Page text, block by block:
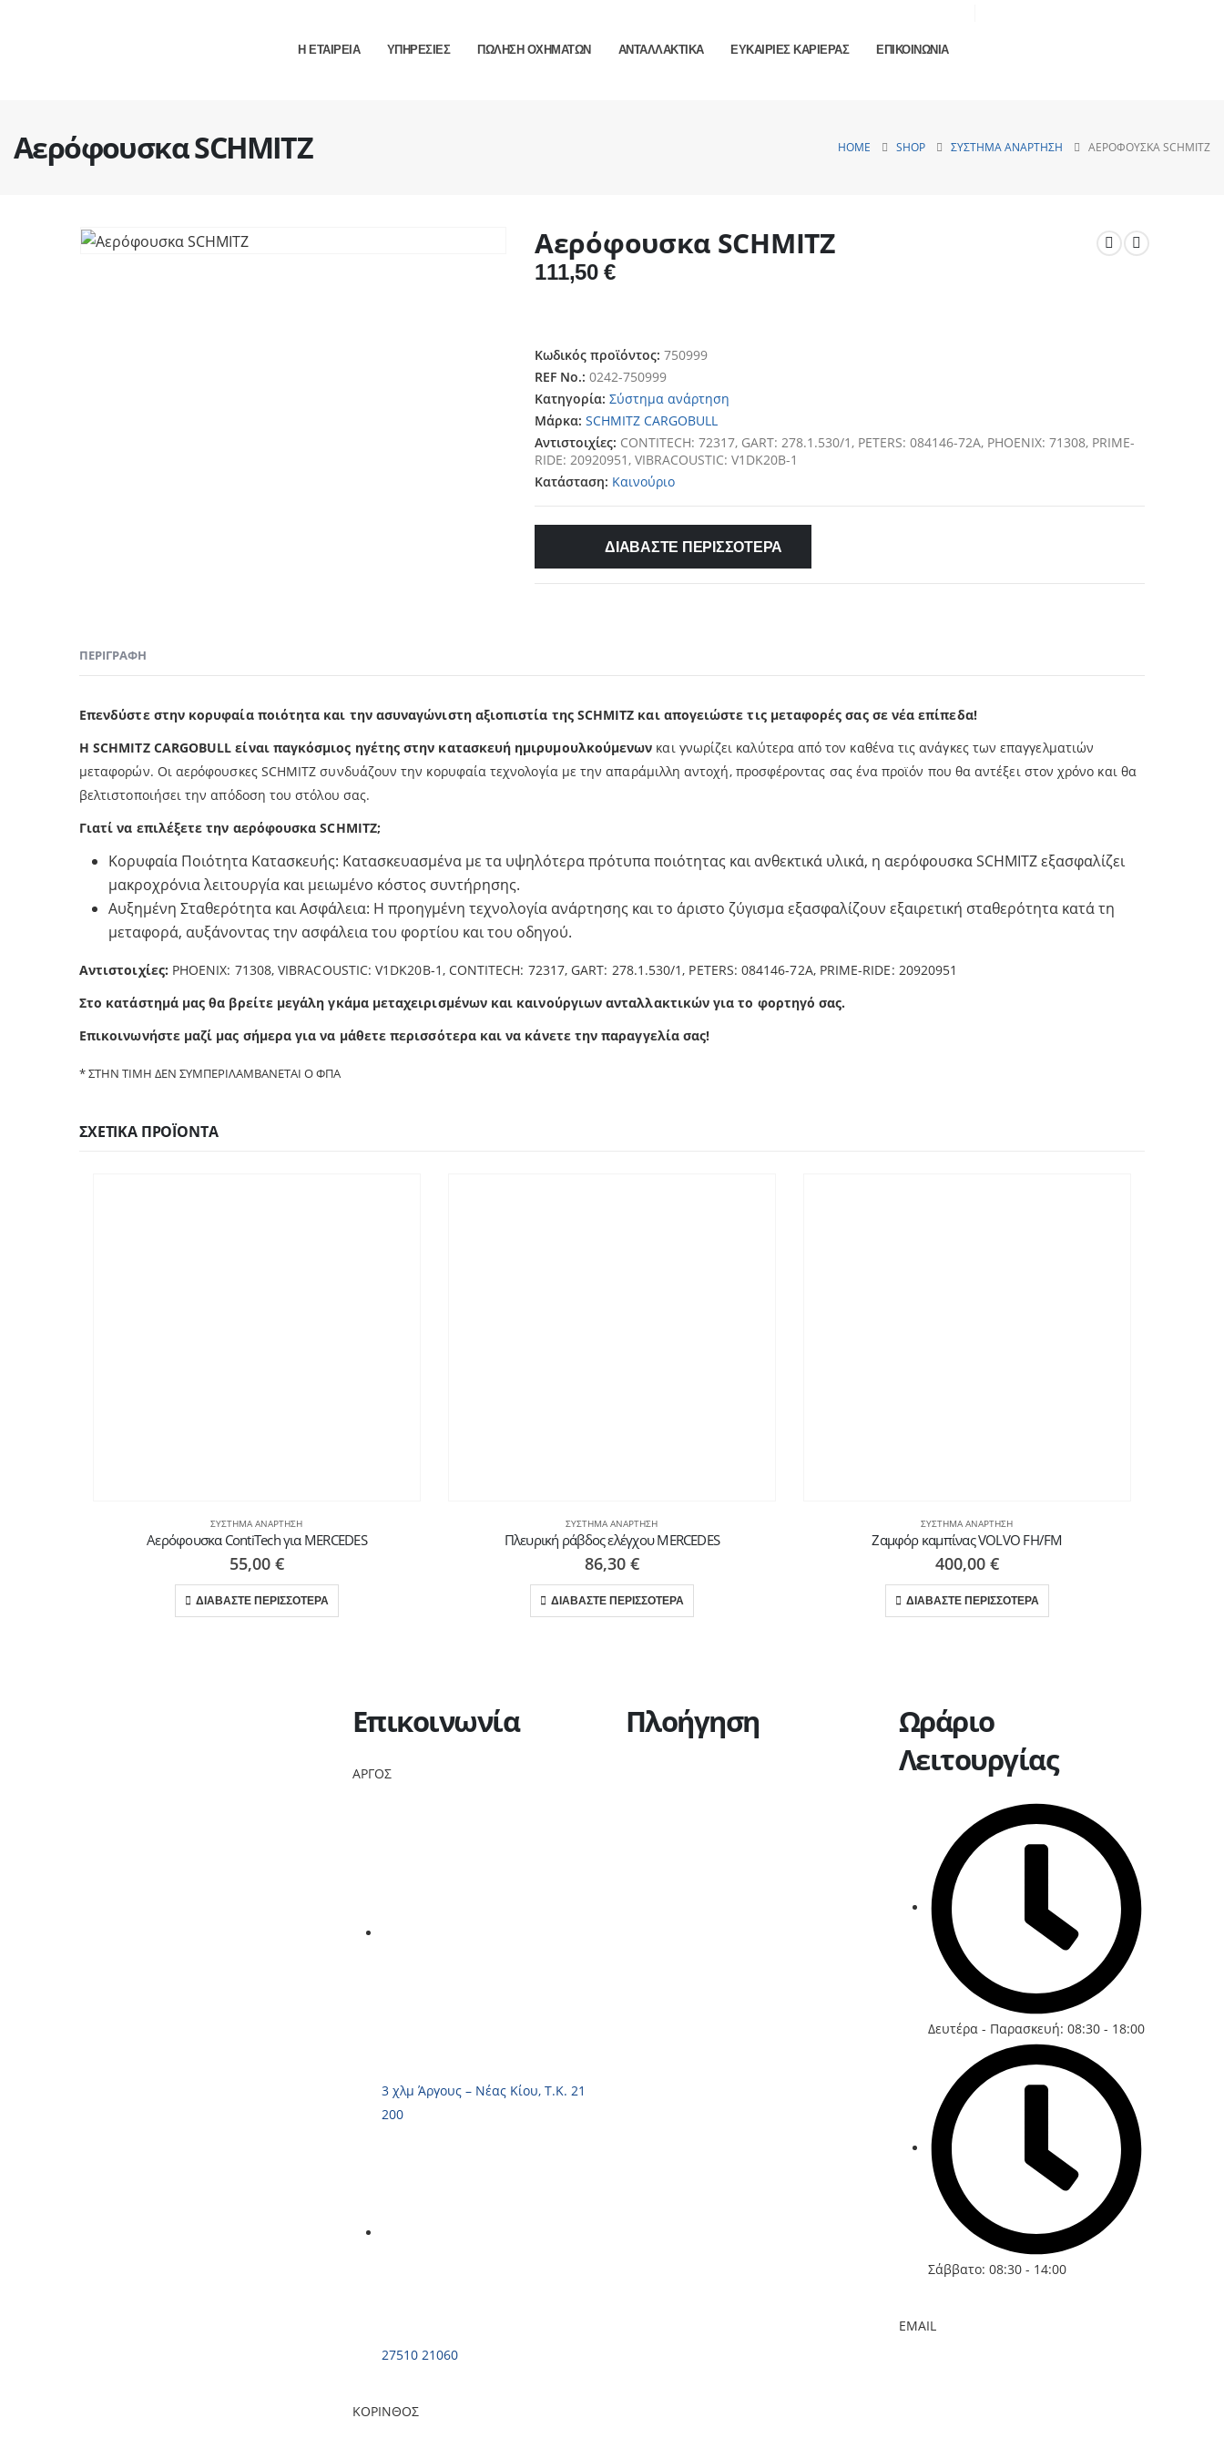
Η ΕΤΑΙΡΕΙΑ ΥΠΗΡΕΣΙΕΣ ΠΩΛΗΣΗ ΟΧΗΜΑΤΩΝ ΑΝΤΑΛΛΑΚΤΙΚΑ ΕΥΚΑΙΡΙΕΣ ΚΑΡΙΕΡΑΣ ΕΠΙΚΟΙΝΩΝΙΑ
Αερόφουσκα SCHMITZ HOME SHOP ΣΎΣΤΗΜΑ ΑΝΆΡΤΗΣΗ ΑΕΡΌΦΟΥΣΚΑ SCHMITZ
Αερόφουσκα SCHMITZ
111,50 €
Κωδικός προϊόντος: 750999
REF No.: 0242-750999
Κατηγορία: Σύστημα ανάρτηση
Μάρκα: SCHMITZ CARGOBULL
Αντιστοιχίες: CONTITECH: 72317, GART: 278.1.530/1, PETERS: 084146-72A, PHOENIX: 71308, PRIME-
RIDE: 20920951, VIBRACOUSTIC: V1DK20B-1
Κατάσταση: Καινούριο
ΔΙΑΒΑΣΤΕ ΠΕΡΙΣΣΟΤΕΡΑ
ΠΕΡΙΓΡΑΦΉ
Επενδύστε στην κορυφαία ποιότητα και την ασυναγώνιστη αξιοπιστία της SCHMITZ και απογειώστε τις μεταφορές σας σε νέα επίπεδα!
Η SCHMITZ CARGOBULL είναι παγκόσμιος ηγέτης στην κατασκευή ημιρυμουλκούμενων και γνωρίζει καλύτερα από τον καθένα τις ανάγκες των επαγγελματιών
μεταφορών. Οι αερόφουσκες SCHMITZ συνδυάζουν την κορυφαία τεχνολογία με την απαράμιλλη αντοχή, προσφέροντας σας ένα προϊόν που θα αντέξει στον χρόνο και θα
βελτιστοποιήσει την απόδοση του στόλου σας.
Γιατί να επιλέξετε την αερόφουσκα SCHMITZ;
Κορυφαία Ποιότητα Κατασκευής: Κατασκευασμένα με τα υψηλότερα πρότυπα ποιότητας και ανθεκτικά υλικά, η αερόφουσκα SCHMITZ εξασφαλίζει
μακροχρόνια λειτουργία και μειωμένο κόστος συντήρησης.
Αυξημένη Σταθερότητα και Ασφάλεια: Η προηγμένη τεχνολογία ανάρτησης και το άριστο ζύγισμα εξασφαλίζουν εξαιρετική σταθερότητα κατά τη
μεταφορά, αυξάνοντας την ασφάλεια του φορτίου και του οδηγού.
Αντιστοιχίες: PHOENIX: 71308, VIBRACOUSTIC: V1DK20B-1, CONTITECH: 72317, GART: 278.1.530/1, PETERS: 084146-72A, PRIME-RIDE: 20920951
Στο κατάστημά μας θα βρείτε μεγάλη γκάμα μεταχειρισμένων και καινούργιων ανταλλακτικών για το φορτηγό σας.
Επικοινωνήστε μαζί μας σήμερα για να μάθετε περισσότερα και να κάνετε την παραγγελία σας!
* ΣΤΗΝ ΤΙΜΗ ΔΕΝ ΣΥΜΠΕΡΙΛΑΜΒΑΝΕΤΑΙ Ο ΦΠΑ
ΣΧΕΤΙΚΆ ΠΡΟΪΌΝΤΑ
ΣΎΣΤΗΜΑ ΑΝΆΡΤΗΣΗ
Αερόφουσκα ContiTech για MERCEDES
55,00 €
ΔΙΑΒΑΣΤΕ ΠΕΡΙΣΣΟΤΕΡΑ
ΣΎΣΤΗΜΑ ΑΝΆΡΤΗΣΗ
Πλευρική ράβδος ελέγχου MERCEDES
86,30 €
ΔΙΑΒΑΣΤΕ ΠΕΡΙΣΣΟΤΕΡΑ
ΣΎΣΤΗΜΑ ΑΝΆΡΤΗΣΗ
Ζαμφόρ καμπίνας VOLVO FH/FM
400,00 €
ΔΙΑΒΑΣΤΕ ΠΕΡΙΣΣΟΤΕΡΑ
Επικοινωνία
ΑΡΓΟΣ
3 χλμ Άργους – Νέας Κίου, Τ.Κ. 21
200
27510 21060
ΚΟΡΙΝΘΟΣ
Πλοήγηση
Ωράριο
Λειτουργίας
Δευτέρα - Παρασκευή: 08:30 - 18:00
Σάββατο: 08:30 - 14:00
EMAIL